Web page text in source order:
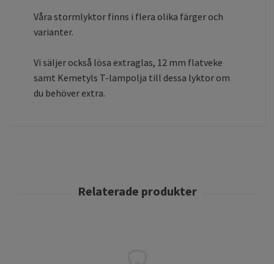
Våra stormlyktor finns i flera olika färger och
varianter.
Vi säljer också lösa extraglas, 12 mm flatveke
samt Kemetyls T-lampolja till dessa lyktor om
du behöver extra.